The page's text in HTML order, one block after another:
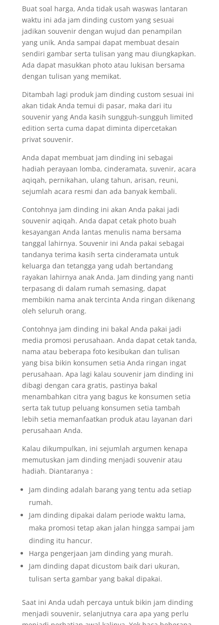
Buat soal harga, Anda tidak usah waswas lantaran
waktu ini ada jam dinding custom yang sesuai
jadikan souvenir dengan wujud dan penampilan
yang unik. Anda sampai dapat membuat desain
sendiri gambar serta tulisan yang mau diungkapkan.
Ada dapat masukkan photo atau lukisan bersama
dengan tulisan yang memikat.
Ditambah lagi produk jam dinding custom sesuai ini
akan tidak Anda temui di pasar, maka dari itu
souvenir yang Anda kasih sungguh-sungguh limited
edition serta cuma dapat diminta dipercetakan
privat souvenir.
Anda dapat membuat jam dinding ini sebagai
hadiah perayaan lomba, cinderamata, suvenir, acara
aqiqah, pernikahan, ulang tahun, arisan, reuni,
sejumlah acara resmi dan ada banyak kembali.
Contohnya jam dinding ini akan Anda pakai jadi
souvenir aqiqah. Anda dapat cetak photo buah
kesayangan Anda lantas menulis nama bersama
tanggal lahirnya. Souvenir ini Anda pakai sebagai
tandanya terima kasih serta cinderamata untuk
keluarga dan tetangga yang udah bertandang
rayakan lahirnya anak Anda. Jam dinding yang nanti
terpasang di dalam rumah semasing, dapat
membikin nama anak tercinta Anda ringan dikenang
oleh seluruh orang.
Contohnya jam dinding ini bakal Anda pakai jadi
media promosi perusahaan. Anda dapat cetak tanda,
nama atau beberapa foto kesibukan dan tulisan
yang bisa bikin konsumen setia Anda ringan ingat
perusahaan. Apa lagi kalau souvenir jam dinding ini
dibagi dengan cara gratis, pastinya bakal
menambahkan citra yang bagus ke konsumen setia
serta tak tutup peluang konsumen setia tambah
lebih setia memanfaatkan produk atau layanan dari
perusahaan Anda.
Kalau dikumpulkan, ini sejumlah argumen kenapa
memutuskan jam dinding menjadi souvenir atau
hadiah. Diantaranya :
Jam dinding adalah barang yang tentu ada setiap
rumah.
Jam dinding dipakai dalam periode waktu lama,
maka promosi tetap akan jalan hingga sampai jam
dinding itu hancur.
Harga pengerjaan jam dinding yang murah.
Jam dinding dapat dicustom baik dari ukuran,
tulisan serta gambar yang bakal dipakai.
Saat ini Anda udah percaya untuk bikin jam dinding
menjadi souvenir, selanjutnya cara apa yang perlu